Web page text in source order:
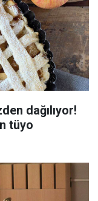
dağılıyor!
tüyo